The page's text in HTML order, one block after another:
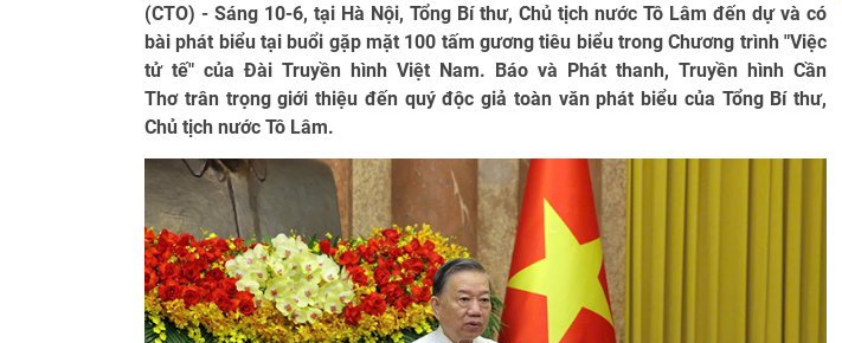
(CTO) - Sáng 10-6, tại Hà Nội, Tổng Bí thư, Chủ tịch nước Tô Lâm đến dự và có
bài phát biểu tại buổi gặp mặt 100 tấm gương tiêu biểu trong Chương trình "Việc
tử tế" của Đài Truyền hình Việt Nam. Báo và Phát thanh, Truyền hình Cần
Thơ trân trọng giới thiệu đến quý độc giả toàn văn phát biểu của Tổng Bí thư,
Chủ tịch nước Tô Lâm.